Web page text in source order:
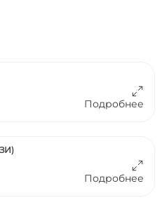
Подробнее
Подробнее